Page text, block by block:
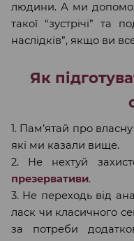
людини. А ми
такої “зустрічі” та
наслідків”, якщо ви
Як
1. Пам’ятай про власну
які ми казали вище.
2. Не нехтуй
презервативи.
3. Не переходь від
ласк чи класичного
за потреби